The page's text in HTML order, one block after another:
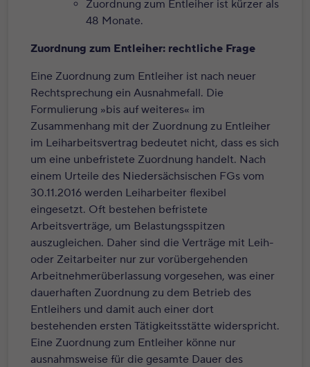
Zuordnung zum Entleiher ist kürzer als
48 Monate.
Zuordnung zum Entleiher: rechtliche Frage
Eine Zuordnung zum Entleiher ist nach neuer
Rechtsprechung ein Ausnahmefall. Die
Formulierung »bis auf weiteres« im
Zusammenhang mit der Zuordnung zu Entleiher
im Leiharbeitsvertrag bedeutet nicht, dass es sich
um eine unbefristete Zuordnung handelt. Nach
einem Urteile des Niedersächsischen FGs vom
30.11.2016 werden Leiharbeiter flexibel
eingesetzt. Oft bestehen befristete
Arbeitsverträge, um Belastungsspitzen
auszugleichen. Daher sind die Verträge mit Leih-
oder Zeitarbeiter nur zur vorübergehenden
Arbeitnehmerüberlassung vorgesehen, was einer
dauerhaften Zuordnung zu dem Betrieb des
Entleihers und damit auch einer dort
bestehenden ersten Tätigkeitsstätte widerspricht.
Eine Zuordnung zum Entleiher könne nur
ausnahmsweise für die gesamte Dauer des